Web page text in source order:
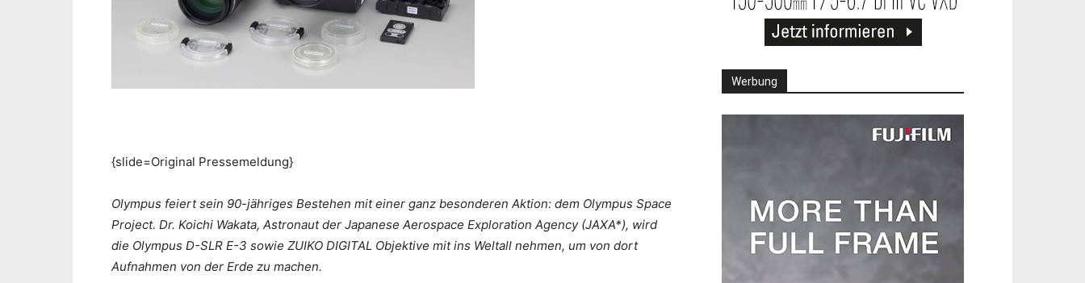
{slide=Original Pressemeldung}
Olympus feiert sein 90-jähriges Bestehen mit einer ganz besonderen Aktion: dem Olympus Space
Project. Dr. Koichi Wakata, Astronaut der Japanese Aerospace Exploration Agency (JAXA*), wird
die Olympus D-SLR E-3 sowie ZUIKO DIGITAL Objektive mit ins Weltall nehmen, um von dort
Aufnahmen von der Erde zu machen.
Werbung